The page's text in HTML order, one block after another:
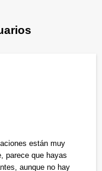
están muy
parece que hayas
aunque no hay